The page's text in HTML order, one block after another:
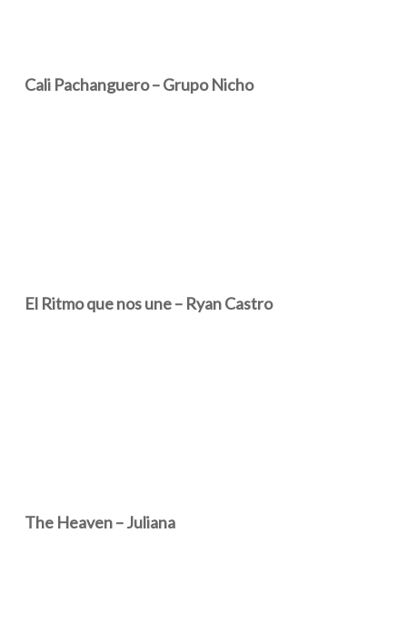
Cali Pachanguero – Grupo Nicho
El Ritmo que nos une – Ryan Castro
The Heaven – Juliana